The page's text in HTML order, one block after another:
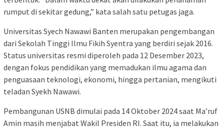
rumput di sekitar gedung,” kata salah satu petugas jaga.
Universitas Syech Nawawi Banten merupakan pengembangan
dari Sekolah Tinggi Ilmu Fikih Syentra yang berdiri sejak 2016.
Status universitas resmi diperoleh pada 12 Desember 2023,
dengan fokus pendidikan yang memadukan ilmu agama dan
penguasaan teknologi, ekonomi, hingga pertanian, mengikuti
teladan Syekh Nawawi.
Pembangunan USNB dimulai pada 14 Oktober 2024 saat Ma’ruf
Amin masih menjabat Wakil Presiden RI. Saat itu, ia melakukan